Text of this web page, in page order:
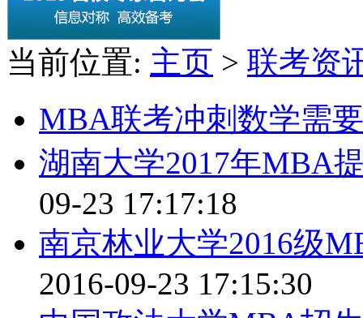
当前位置: 主页 > 联考资
MBA联考冲刺数学需
湖南大学2017年MBA
09-23 17:17:18
南京林业大学2016级
2016-09-23 17:15:30